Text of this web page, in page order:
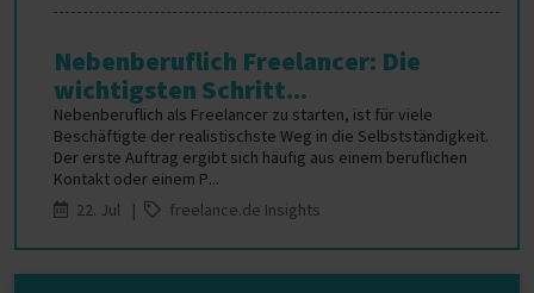
Nebenberuflich Freelancer: Die
wichtigsten Schritt...
Nebenberuflich als Freelancer zu starten, ist für viele
Beschäftigte der realistischste Weg in die Selbstständigkeit.
Der erste Auftrag ergibt sich häufig aus einem beruflichen
Kontakt oder einem P...
22. Jul |
freelance.de Insights